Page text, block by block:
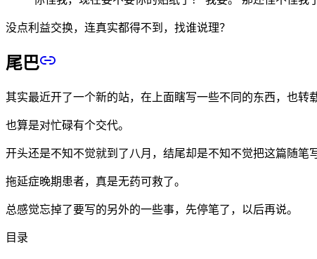
没点利益交换，连真实都得不到，找谁说理？
尾巴
其实最近开了一个新的站，在上面瞎写一些不同的东西，也转
也算是对忙碌有个交代。
开头还是不知不觉就到了八月，结尾却是不知不觉把这篇随笔
拖延症晚期患者，真是无药可救了。
总感觉忘掉了要写的另外的一些事，先停笔了，以后再说。
目录